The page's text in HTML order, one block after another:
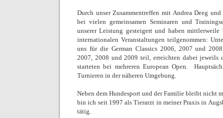
Durch unser Zusammentreffen mit Andrea Deeg
bei vielen gemeinsamen Seminaren und
unserer Leistung gesteigert und haben
internationalen Veranstaltungen teilgenommen:
uns für die German Classics 2006, 2007 und
2007, 2008 und 2009 teil, erreichten dabei jeweils
starteten bei mehreren European Open.
Turnieren in der näheren Umgebung.
Neben dem Hundesport und der Familie bleibt nicht
bin ich seit 1997 als Tierarzt in meiner Praxis in
tätig.